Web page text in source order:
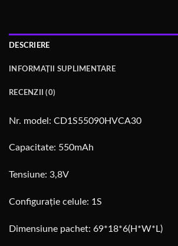
DESCRIERE
INFORMAȚII SUPLIMENTARE
RECENZII (0)
Nr. model: CD1S55090HVCA30
Capacitate: 550mAh
Tensiune: 3,8V
Configurație celule: 1S
Dimensiune pachet: 69*18*6(H*W*L)